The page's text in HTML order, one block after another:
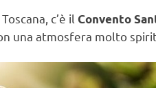
c’è il Convento
una atmosfera molto